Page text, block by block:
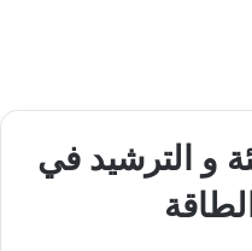
و الترشيد في